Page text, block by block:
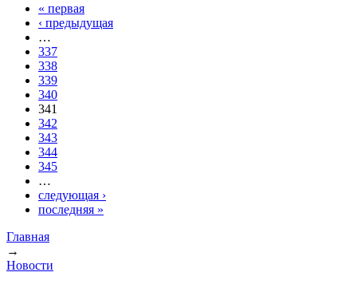
Страницы
« первая
‹ предыдущая
…
337
338
339
340
341
342
343
344
345
…
следующая ›
последняя »
Вы здесь
Главная
→
Новости